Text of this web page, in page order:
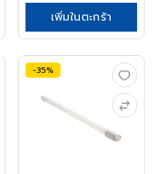
เพิ่มในตะกร้า
-35%